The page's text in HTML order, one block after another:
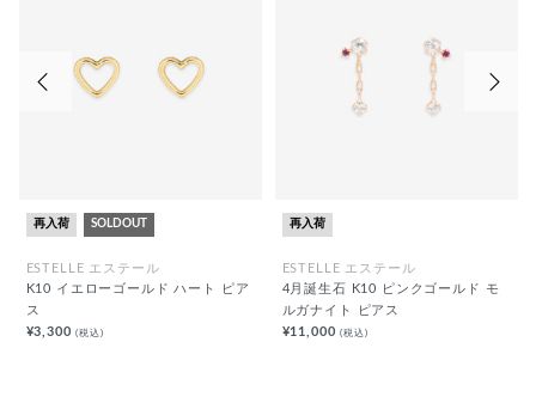
再入荷 SOLDOUT
ESTELLE エステール
K10 イエローゴールド ハート ピア
ス
¥3,300(税込)
再入荷
ESTELLE エステール
4月誕生石 K10 ピンクゴールド モ
ルガナイト ピアス
¥11,000(税込)
前の画像